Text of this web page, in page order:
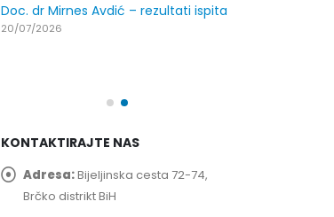
Doc. dr Mirnes Avdić – rezultati ispita
20/07/2026
KONTAKTIRAJTE NAS
Adresa:Bijeljinska cesta 72-74,
Brčko distrikt BiH